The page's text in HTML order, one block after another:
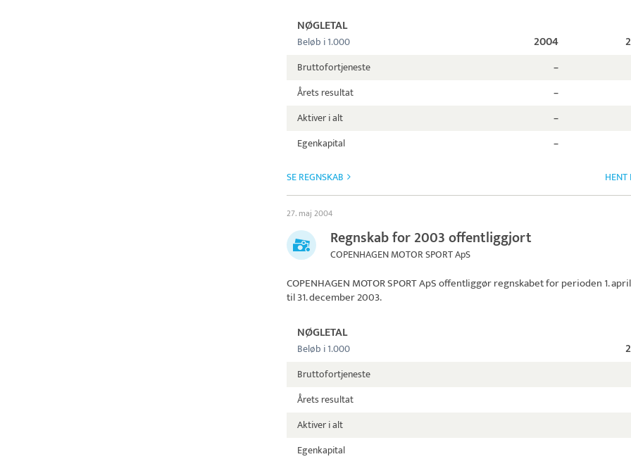
NØGLETAL
Beløb i 1.000 2004
Bruttofortjeneste –
Årets resultat
–
Aktiver i alt
–
Egenkapital
–
SE REGNSKAB HENT
27. maj 2004
Regnskab for 2003 offentliggjort
COPENHAGEN MOTOR SPORT ApS
COPENHAGEN MOTOR SPORT ApSoffentliggør regnskabet for perioden 1.
til 31. december 2003.
NØGLETAL
Beløb i 1.000
Bruttofortjeneste
Årets resultat
Aktiver i alt
Egenkapital